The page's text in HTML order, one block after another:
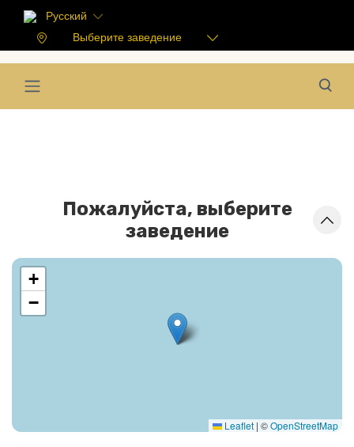
Русский
Выберите заведение
Пожалуйста, выберите
заведение
+
−
Leaflet | ©OpenStreetMap